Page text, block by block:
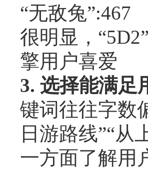
“无敌兔”:467
很明显，
擎用户喜爱
3. 选择能满足
键词往往字数
日游路线”“从
一方面了解用